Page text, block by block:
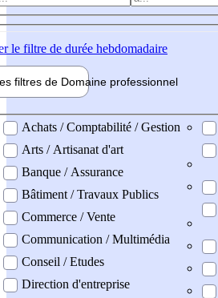
le filtre de durée hebdomadaire
filtres de Domaine professionnel
professionel
Achats / Comptabilité / Gestion
Arts / Artisanat d'art
Banque / Assurance
Bâtiment / Travaux Publics
Commerce / Vente
Communication / Multimédia
Conseil / Etudes
Direction d'entreprise